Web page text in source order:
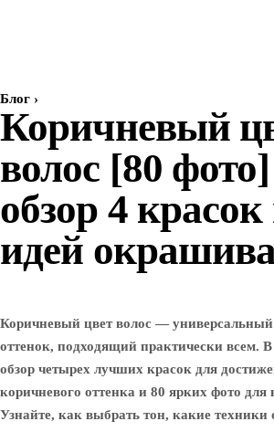
Блог ›
Коричневый
волос [80
обзор 4
идей
Коричневый цвет волос —
оттенок, подходящий практически всем. В
обзор четырех лучших красок для
коричневого оттенка и 80 ярких фото для
Узнайте, как выбрать тон, какие